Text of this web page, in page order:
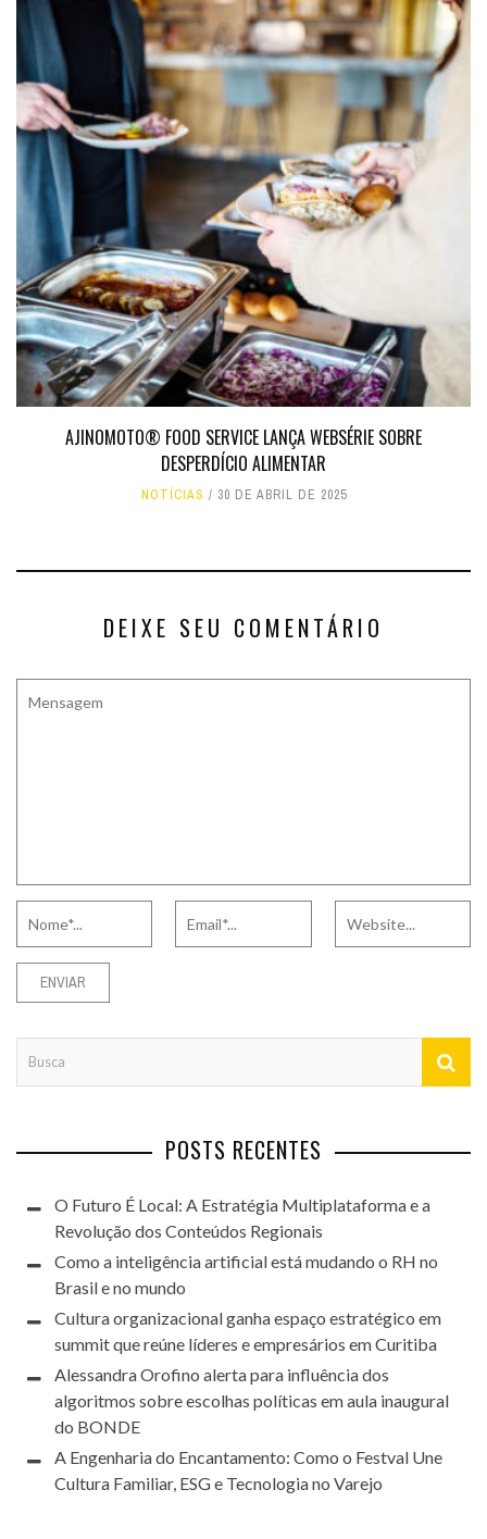
AJINOMOTO® FOOD SERVICE LANÇA WEBSÉRIE SOBRE
DESPERDÍCIO ALIMENTAR
NOTÍCIAS 30 DE ABRIL DE 2025
DEIXE SEU COMENTÁRIO
POSTS RECENTES
O Futuro É Local: A Estratégia Multiplataforma e a
Revolução dos Conteúdos Regionais
Como a inteligência artificial está mudando o RH no
Brasil e no mundo
Cultura organizacional ganha espaço estratégico em
summit que reúne líderes e empresários em Curitiba
Alessandra Orofino alerta para influência dos
algoritmos sobre escolhas políticas em aula inaugural
do BONDE
A Engenharia do Encantamento: Como o Festval Une
Cultura Familiar, ESG e Tecnologia no Varejo